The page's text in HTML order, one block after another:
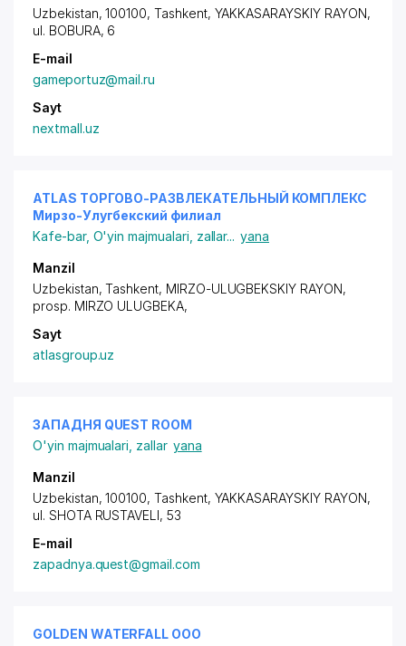
Uzbekistan, 100100, Tashkent, YAKKASARAYSKIY RAYON,
ul. BOBURA, 6
E-mail
gameportuz@mail.ru
Sayt
nextmall.uz
ATLAS ТОРГОВО-РАЗВЛЕКАТЕЛЬНЫЙ КОМПЛЕКС
Мирзо-Улугбекский филиал
Kafe-bar, O'yin majmualari, zallar... yana
Manzil
Uzbekistan, Tashkent, MIRZO-ULUGBEKSKIY RAYON,
prosp. MIRZO ULUGBEKA,
Sayt
atlasgroup.uz
ЗАПАДНЯ QUEST ROOM
O'yin majmualari, zallar yana
Manzil
Uzbekistan, 100100, Tashkent, YAKKASARAYSKIY RAYON,
ul. SHOTA RUSTAVELI, 53
E-mail
zapadnya.quest@gmail.com
GOLDEN WATERFALL ООО